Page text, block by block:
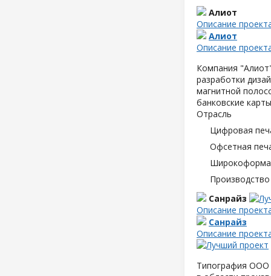
Алиот
Описание
Алиот
Описание
Компания
разработки
магнитной
банковские
Отрасль
Цифровая
Офсетная
Санрайз
Описание
Санрайз
Описание
Типография ООО